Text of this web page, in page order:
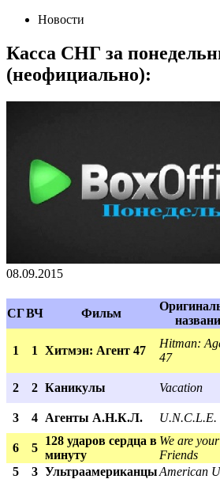
Новости
Касса СНГ за
(неофициально):
08.09.2015
СГВЧ Фильм
1 1 Хитмэн: Агент 47
Hitman:
47
2
2 Каникулы Vacation
3
4 Агенты А.Н.К.Л. U.N.C.L.E.
6
5
128 ударов сердца в
минуту
We are your
Friends
5
3 УльтраамериканцыAmerican